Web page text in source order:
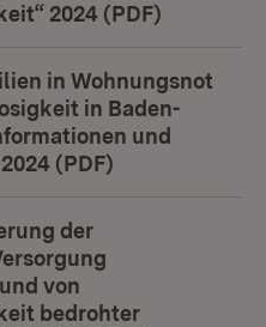
2024 (PDF)
in Wohnungsnot
in Baden-
und
(PDF)
der
von
bedrohter